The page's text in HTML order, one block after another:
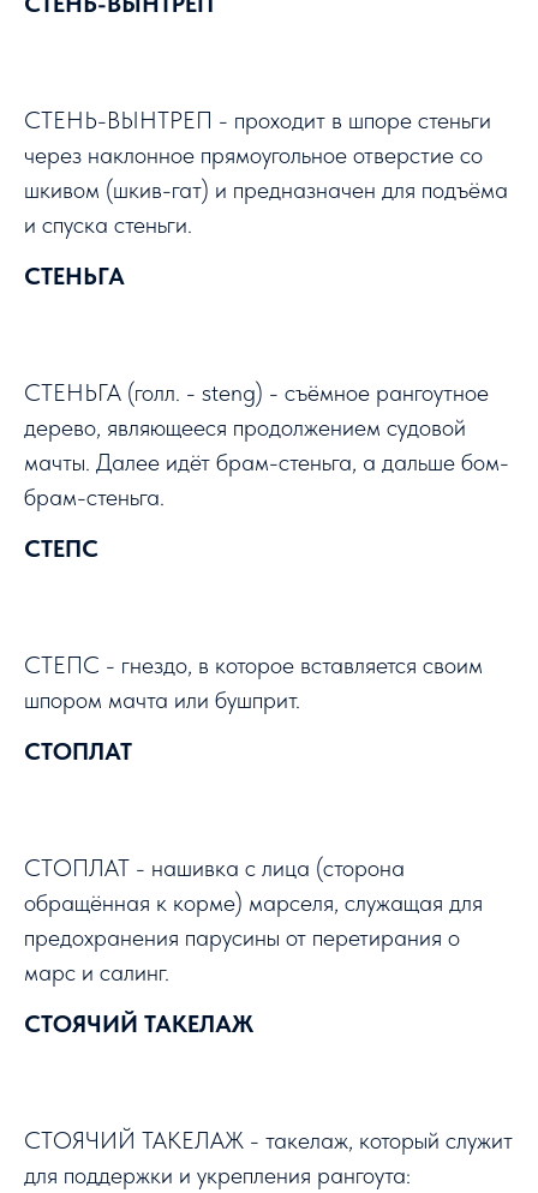
СТЕНЬ-ВЫНТРЕП - проходит в шпоре стеньги
через наклонное прямоугольное отверстие со
шкивом (шкив-гат) и предназначен для подъёма
и спуска стеньги.
СТЕНЬГА
СТЕНЬГА (голл. - steng) - съёмное рангоутное
дерево, являющееся продолжением судовой
мачты. Далее идёт брам-стеньга, а дальше бом-
брам-стеньга.
СТЕПС
СТЕПС - гнездо, в которое вставляется своим
шпором мачта или бушприт.
СТОПЛАТ
СТОПЛАТ - нашивка с лица (сторона
обращённая к корме) марселя, служащая для
предохранения парусины от перетирания о
марс и салинг.
СТОЯЧИЙ ТАКЕЛАЖ
СТОЯЧИЙ ТАКЕЛАЖ - такелаж, который служит
для поддержки и укрепления рангоута: